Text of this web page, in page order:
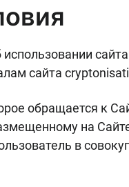
сайта
обращается к
на
в